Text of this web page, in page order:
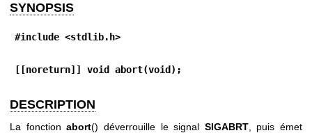
SYNOPSIS
#include <stdlib.h>
[[noreturn]] void abort(void);
DESCRIPTION
La fonctionabort() déverrouille le signal SIGABRT, puis émet